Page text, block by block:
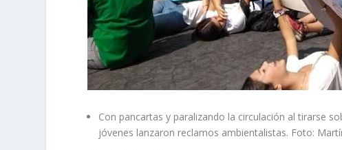
Con pancartas y paralizando la circulación al tirarse
jóvenes lanzaron reclamos ambientalistas. Foto: